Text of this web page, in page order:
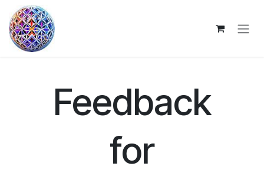
Se rendre au contenu
Feedback
for